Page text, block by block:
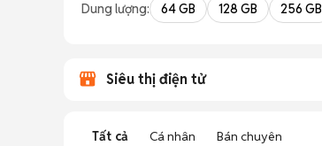
Dung lượng: 64 GB 128 GB 256 GB
Siêu thị điện tử
Tất cả Cá nhân Bán chuyên